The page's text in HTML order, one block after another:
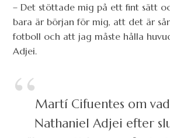
– Det stöttade mig på ett fint sätt
bara är början för mig, att det är
fotboll och att jag måste hålla
Adjei.
Martí Cifuentes om
Nathaniel Adjei efter